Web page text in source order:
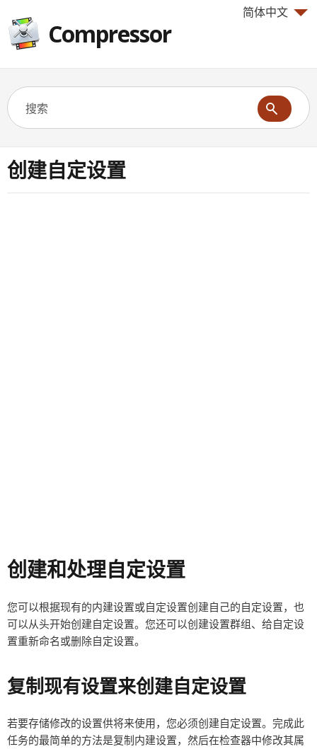
简体中文
Compressor
创建自定设置
创建和处理自定设置
您可以根据现有的内建设置或自定设置创建自己的自定设置，也
可以从头开始创建自定设置。您还可以创建设置群组、给自定设
置重新命名或删除自定设置。
复制现有设置来创建自定设置
若要存储修改的设置供将来使用，您必须创建自定设置。完成此
任务的最简单的方法是复制内建设置，然后在检查器中修改其属